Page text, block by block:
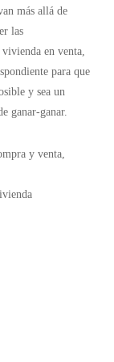
más allá de
las
en venta,
para que
y sea un
ganar-ganar.
y venta,